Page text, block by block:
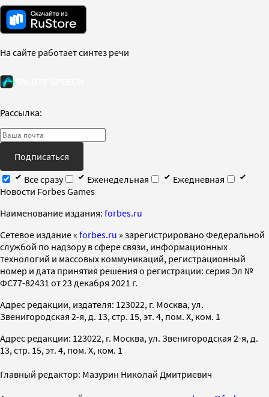
На сайте работает синтез речи
Рассылка:
Подписаться
Все сразу
Еженедельная
Ежедневная
Новости Forbes Games
Наименование издания: forbes.ru
Cетевое издание « forbes.ru » зарегистрировано Федеральной
службой по надзору в сфере связи, информационных
технологий и массовых коммуникаций, регистрационный
номер и дата принятия решения о регистрации: серия Эл №
ФС77-82431 от 23 декабря 2021 г.
Адрес редакции, издателя: 123022, г. Москва, ул.
Звенигородская 2-я, д. 13, стр. 15, эт. 4, пом. X, ком. 1
Адрес редакции: 123022, г. Москва, ул. Звенигородская 2-я, д.
13, стр. 15, эт. 4, пом. X, ком. 1
Главный редактор: Мазурин Николай Дмитриевич